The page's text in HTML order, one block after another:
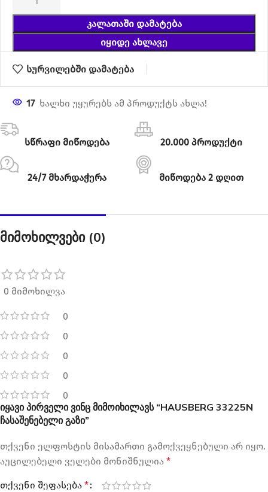
ᲙᲐᲚᲐᲗᲐᲨᲘ ᲓᲐᲛᲐᲢᲔᲑᲐ
ᲘᲧᲘᲓᲔ ᲐᲮᲚᲐᲕᲔ
სურვილებში დამატება
17 ხალხი უყურებს ამ პროდუქტს ახლა!
სწრაფი მიწოდება 20.000 პროდუქტი
24/7 მხარდაჭერა მიწოდება 2 დღით
მიმოხილვები (0)
0 მიმოხილვა
0
0
0
0
0
იყავი პირველი ვინც მიმოიხილავს “HAUSBERG 33225N
ჩასაშენებელი გაზი”
თქვენი ელფოსტის მისამართი გამოქვეყნებული არ იყო.
აუცილებელი ველები მონიშნულია *
თქვენი შეფასება *